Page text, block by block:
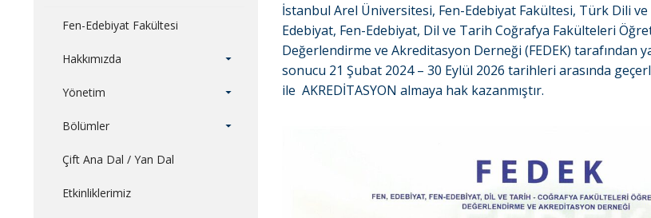
Fen-Edebiyat Fakültesi
Hakkımızda
Yönetim
Bölümler
Çift Ana Dal / Yan Dal
Etkinliklerimiz
İstanbul Arel Üniversitesi, Fen-Edebiyat Fakültesi, Türk Dili ve
Edebiyat, Fen-Edebiyat, Dil ve Tarih Coğrafya Fakülteleri
Değerlendirme ve Akreditasyon Derneği (FEDEK) tarafından
sonucu 21 Şubat 2024 – 30 Eylül 2026 tarihleri arasında
ile AKREDİTASYON almaya hak kazanmıştır.